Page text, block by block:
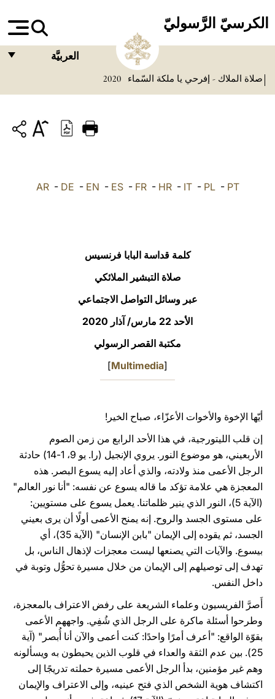
الكرسيّ الرَّسوليّ
العربيَّة
ITALIANO
صلاة الملاك - إفرحي يا ملكة السّماء 2020
AR- DE - EN - ES- FR- HR- IT- PL- PT
كلمة قداسة البابا فرنسيس
صلاة التبشير الملائكي
عبر وسائل التواصل الاجتماعي
الأحد 22 مارس/ آذار 2020
مكتبة القصر الرسولي
[
Multimedia
]
أيّها الإخوة والأخوات الأعزّاء، صباح الخير!
إن قلب الليتورجية، في هذا الأحد الرابع من زمن الصوم
الأربعيني، هو موضوع النور. يروي الإنجيل (را. يو 9، 1-14) حادثة
الرجل الأعمى منذ ولادته، والذي أعاد إليه يسوع البصر. هذه
المعجزة هي علامة تؤكد ما قاله يسوع عن نفسه: "أنا نور العالم"
(الآية 5)، النور الذي ينير ظلماتنا. يعمل يسوع على مستويين:
على مستوى الجسد والروح. إنه يمنح الأعمى أولًا أن يرى بعيني
الجسد، ثم يقوده إلى الإيمان "بابن الإنسان" (الآية 35)، أي
بيسوع. والآيات التي يصنعها ليست معجزات لإذهال الناس، بل
تهدف إلى توصيلهم إلى الإيمان من خلال مسيرة تحوُّل وتوبة في
داخل النفس.
أَصرَّ الفريسيون وعلماء الشريعة على رفض الاعتراف بالمعجزة،
وطرحوا أسئلة ماكرة على الرجل الذي شُفِي. واجههم الأعمى
بقوّة الواقع: "أعرف أمرًا واحدًا: كنت أعمى والآن أنا أُبصر" (آية
25). بين عدم الثقة والعداء في قلوب الذين يحيطون به ويسألونه
وهم غير مؤمنين، بدأ الرجل الأعمى مسيرة حملته تدريجًا إلى
اكتشاف هوية الشخص الذي فتح عينيه، وإلى الاعتراف والإيمان